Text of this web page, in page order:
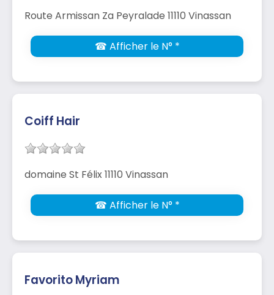
Route Armissan Za Peyralade 11110 Vinassan
☎ Afficher le N° *
Coiff Hair
domaine St Félix 11110 Vinassan
☎ Afficher le N° *
Favorito Myriam